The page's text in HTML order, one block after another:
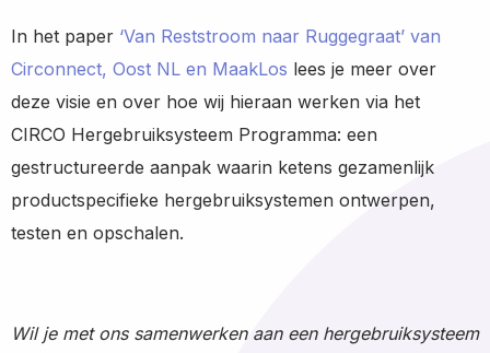
In het paper ‘Van Reststroom naar Ruggegraat’ van
Circonnect, Oost NL en MaakLos lees je meer over
deze visie en over hoe wij hieraan werken via het
CIRCO Hergebruiksysteem Programma: een
gestructureerde aanpak waarin ketens gezamenlijk
productspecifieke hergebruiksystemen ontwerpen,
testen en opschalen.
Wil je met ons samenwerken aan een hergebruiksysteem